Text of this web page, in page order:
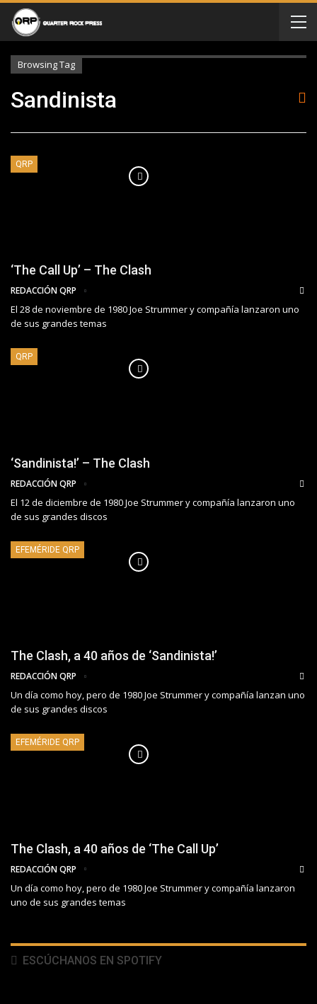
Browsing Tag
Sandinista
QRP
‘The Call Up’ – The Clash
REDACCIÓN QRP
El 28 de noviembre de 1980 Joe Strummer y compañía lanzaron uno
de sus grandes temas
QRP
‘Sandinista!’ – The Clash
REDACCIÓN QRP
El 12 de diciembre de 1980 Joe Strummer y compañía lanzaron uno
de sus grandes discos
EFEMÉRIDE QRP
The Clash, a 40 años de ‘Sandinista!’
REDACCIÓN QRP
Un día como hoy, pero de 1980 Joe Strummer y compañía lanzan uno
de sus grandes discos
EFEMÉRIDE QRP
The Clash, a 40 años de ‘The Call Up’
REDACCIÓN QRP
Un día como hoy, pero de 1980 Joe Strummer y compañía lanzaron
uno de sus grandes temas
ESCÚCHANOS EN SPOTIFY